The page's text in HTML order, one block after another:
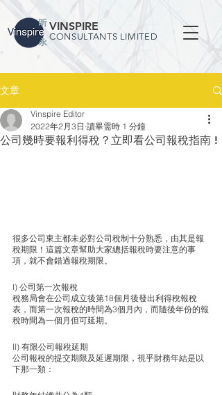
VINSPIRE
CONSULTANTS LIMITED
文章
公司幾時要報利得稅？立即看公司報稅指南 !
Vinspire Editor
2022年2月3日 讀畢需時 1 分鐘
很多公司東主都未必對公司稅制十分熟悉，由其是報
稅期限！這篇文章幫助大家總括報稅時要注意的事
項，就不會錯過報稅期限。
I) 公司第一次報稅
稅務局會在公司成立後第18個月後發出利得稅報稅
表，而第一次報稅的時間為3個月內，而隨後年份的報
稅時間為一個月但可延期。
II) 有限公司報稅延期
公司報稅的提交期限及延遲期限，視乎財務年結是以
下那一類：